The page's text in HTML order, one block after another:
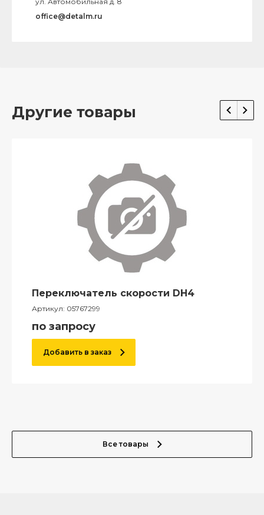
office@detalm.ru
Другие товары
Переключатель скорости DH4
Артикул: 05767299
по запросу
Добавить в заказ
Все товары